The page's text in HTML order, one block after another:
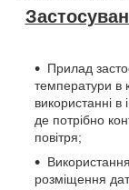
Прилад
температури в
використанні в
де потрібно
повітря;
розміщення